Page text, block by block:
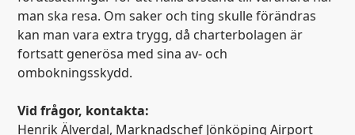
man ska resa. Om saker och ting skulle förändras
kan man vara extra trygg, då charterbolagen är
fortsatt generösa med sina av- och
ombokningsskydd.
Vid frågor, kontakta:
Henrik Älverdal, Marknadschef Jönköping Airport